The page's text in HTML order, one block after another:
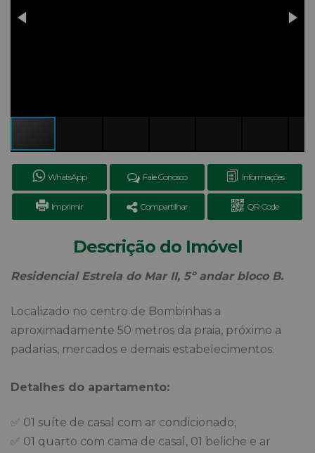
WhatsApp Fale Conosco Informações
Imprimir Compartilhar QR Code
Descrição do Imóvel
Residencial Estrela do Mar II, 5º andar bloco B.
Localizado no centro de Bombinhas a
aproximadamente 50 metros da praia, próximo a
padarias, mercados e demais estabelecimentos.
Detalhes do apartamento:
✅ 01 suíte de casal com ar condicionado;
✅ 01 quarto com cama de casal, 01 beliche e ar